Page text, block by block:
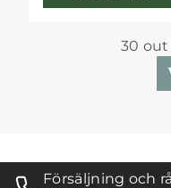
30
Försäljning och